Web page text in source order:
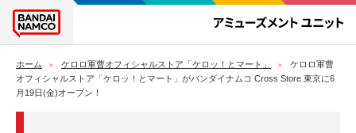
ホーム ケロロ軍曹オフィシャルストア「ケロッ！とマート」
ケロロ軍曹
オフィシャルストア「ケロッ！とマート」がバンダイナムコ Cross Store 東京に6
月19日(金)オープン！